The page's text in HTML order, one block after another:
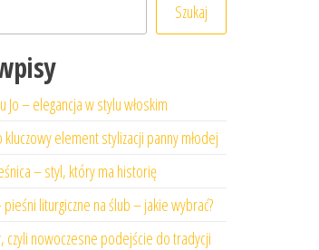
Szukaj
Jo – elegancja w stylu włoskim
kluczowy element stylizacji panny młodej
– styl, który ma historię
liturgiczne na ślub – jakie wybrać?
czyli nowoczesne podejście do tradycji